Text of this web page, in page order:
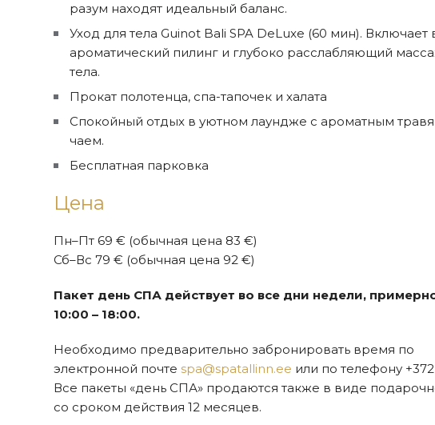
разум находят идеальный баланс.
Уход для тела Guinot Bali SPA DeLuxe (60 мин). Включает
ароматический пилинг и глубоко расслабляющий
тела.
Прокат полотенца, спа-тапочек и халата
Спокойный отдых в уютном лаундже с ароматным
чаем.
Бесплатная парковка
Цена
Пн–Пт 69 € (обычная цена 83 €)
Сб–Вс 79 € (обычная цена 92 €)
Пакет день СПА действует во все дни недели,
10:00 – 18:00.
Необходимо предварительно забронировать время по
электронной почте spa@spatallinn.ee или по телефону +372
Все пакеты «день СПА» продаются также в виде
со сроком действия 12 месяцев.